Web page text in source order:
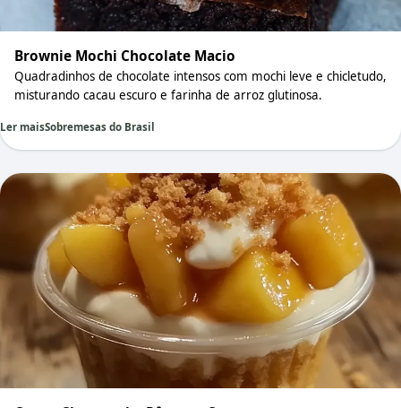
Brownie Mochi Chocolate Macio
Quadradinhos de chocolate intensos com mochi leve e chicletudo,
misturando cacau escuro e farinha de arroz glutinosa.
Ler maisSobremesas do Brasil